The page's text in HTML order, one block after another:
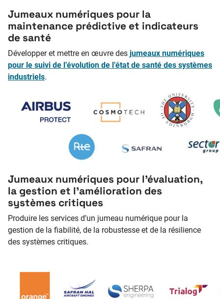
Jumeaux numériques pour la
maintenance prédictive et indicateurs
de santé
Développer et mettre en œuvre des jumeaux numériques
pour le suivi de l’évolution de l’état de santé des systèmes
industriels.
Jumeaux numériques pour l’évaluation,
la gestion et l’amélioration des
systèmes critiques
Produire les services d’un jumeau numérique pour la
gestion de la fiabilité, de la robustesse et de la résilience
des systèmes critiques.